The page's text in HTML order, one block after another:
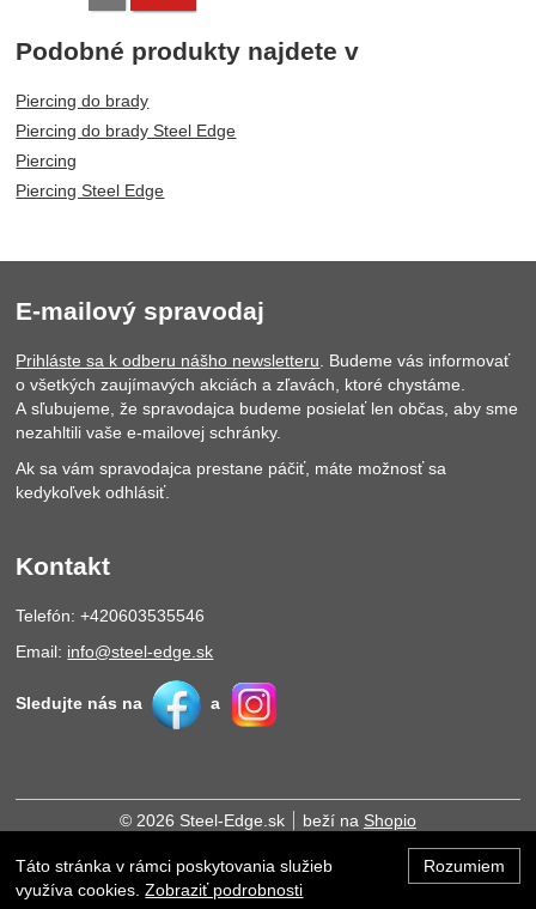
Táto stránka v rámci poskytovania služieb
využíva cookies.Zobraziť podrobnosti
Rozumiem
Podobné produkty najdete v
Piercing do brady
Piercing do brady Steel Edge
Piercing
Piercing Steel Edge
E-mailový spravodaj
Prihláste sa k odberu nášho newsletteru. Budeme vás informovať
o všetkých zaujímavých akciách a zľavách, ktoré chystáme.
A sľubujeme, že spravodajca budeme posielať len občas, aby sme
nezahltili vaše e-mailovej schránky.
Ak sa vám spravodajca prestane páčiť, máte možnosť sa
kedykoľvek odhlásiť.
Kontakt
Telefón: +420603535546
Email: info@steel-edge.sk
Sledujte nás na a
© 2026 Steel-Edge.sk beží na Shopio
Hore